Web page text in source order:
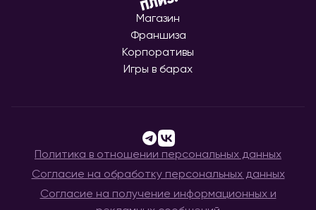
Магазин
Франшиза
Корпоративы
Игры в барах
Политика в отношении персональных данных
Согласие на обработку персональных данных
Согласие на получение информационных и